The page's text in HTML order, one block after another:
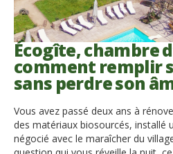
Spanish
French
Italiano
Écogîte, chambre
comment remplir
sans perdre son
Vous avez passé deux ans à
des matériaux biosourcés, installé
négocié avec le maraîcher du